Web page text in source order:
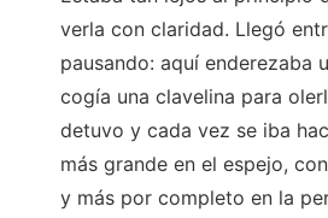
verla con claridad. Llegó
pausando: aquí enderezaba
cogía una clavelina para
detuvo y cada vez se iba
más grande en el espejo,
y más por completo en la